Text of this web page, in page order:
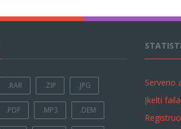
.RAR .ZIP .JPG
.PDF .MP3 .DEM
Serverio
Įkelti